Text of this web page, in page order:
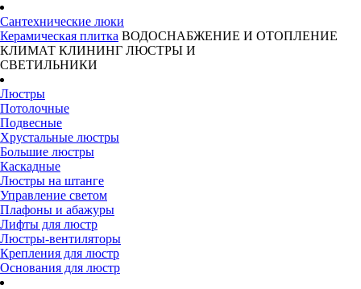
Сантехнические люки
Керамическая плитка ВОДОСНАБЖЕНИЕ И ОТОПЛЕНИЕ
КЛИМАТ КЛИНИНГ ЛЮСТРЫ И
СВЕТИЛЬНИКИ
Люстры
Потолочные
Подвесные
Хрустальные люстры
Большие люстры
Каскадные
Люстры на штанге
Управление светом
Плафоны и абажуры
Лифты для люстр
Люстры-вентиляторы
Крепления для люстр
Основания для люстр